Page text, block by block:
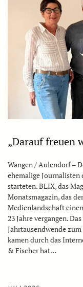
„Darauf freuen
Wangen / Aulendorf –
ehemalige Journalisten
starteten. BLIX, das
Monatsmagazin, das
Medienlandschaft
23 Jahre vergangen.
Jahrtausendwende
kamen durch das
& Fischer hat…